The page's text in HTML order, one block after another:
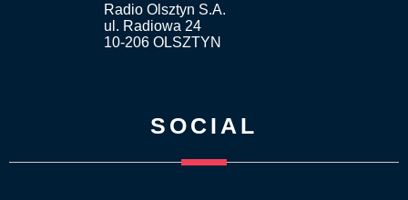
Radio Olsztyn S.A.
ul. Radiowa 24
10-206 OLSZTYN
SOCIAL